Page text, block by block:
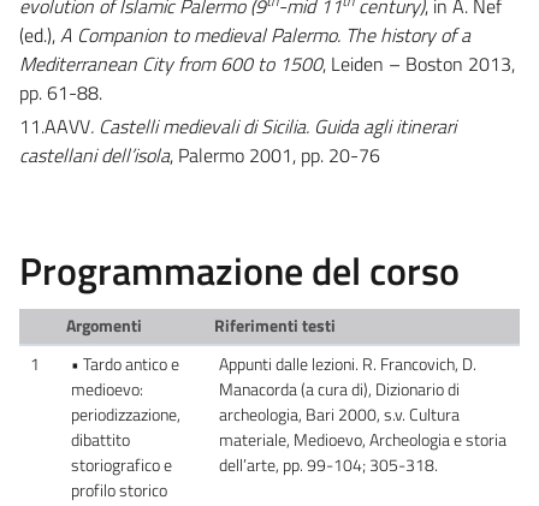
(ed.),A Companion to medieval Palermo. The history of a
Mediterranean City from 600 to 1500, Leiden – Boston 2013,
pp. 61-88.
11.AAVV. Castelli medievali di Sicilia. Guida agli itinerari
castellani dell’isola, Palermo 2001, pp. 20-76
Programmazione del corso
Argomenti
Riferimenti testi
1
• Tardo antico e
medioevo:
periodizzazione,
dibattito
storiografico e
profilo storico
Appunti dalle lezioni. R. Francovich, D.
Manacorda (a cura di), Dizionario di
archeologia, Bari 2000, s.v. Cultura
materiale, Medioevo, Archeologia e storia
dell’arte, pp. 99-104; 305-318.